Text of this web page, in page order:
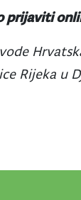
prijaviti
Rijeka u